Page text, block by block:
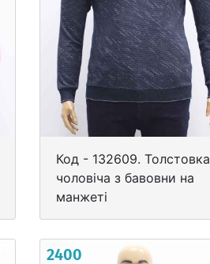
Код - 132609. Толстовка
чоловіча з бавовни на
манжеті
2400